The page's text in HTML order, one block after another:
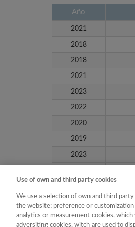
Año
2021
2018
2018
2021
2023
2022
2020
2019
2023
Use of own and third party cookies
We use a selection of own and third
the website; preference or
analytics or measurement cookies,
adversiting cookies, witch are used to